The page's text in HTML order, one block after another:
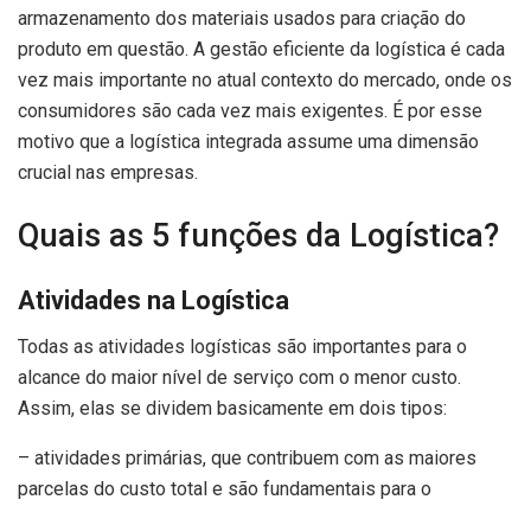
armazenamento dos materiais usados para criação do
produto em questão. A gestão eficiente da logística é cada
vez mais importante no atual contexto do mercado, onde os
consumidores são cada vez mais exigentes. É por esse
motivo que a logística integrada assume uma dimensão
crucial nas empresas.
Quais as 5 funções da Logística?
Atividades na Logística
Todas as atividades logísticas são importantes para o
alcance do maior nível de serviço com o menor custo.
Assim, elas se dividem basicamente em dois tipos:
– atividades primárias, que contribuem com as maiores
parcelas do custo total e são fundamentais para o